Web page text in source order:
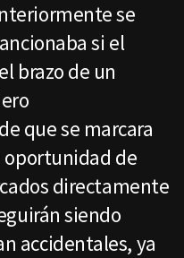
se
si el
brazo de un
que se marcara
oportunidad de
directamente
siendo
accidentales, ya